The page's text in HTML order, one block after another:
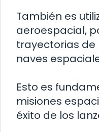
También es
aeroespacial,
trayectorias de
naves
Esto es
misiones
éxito de los